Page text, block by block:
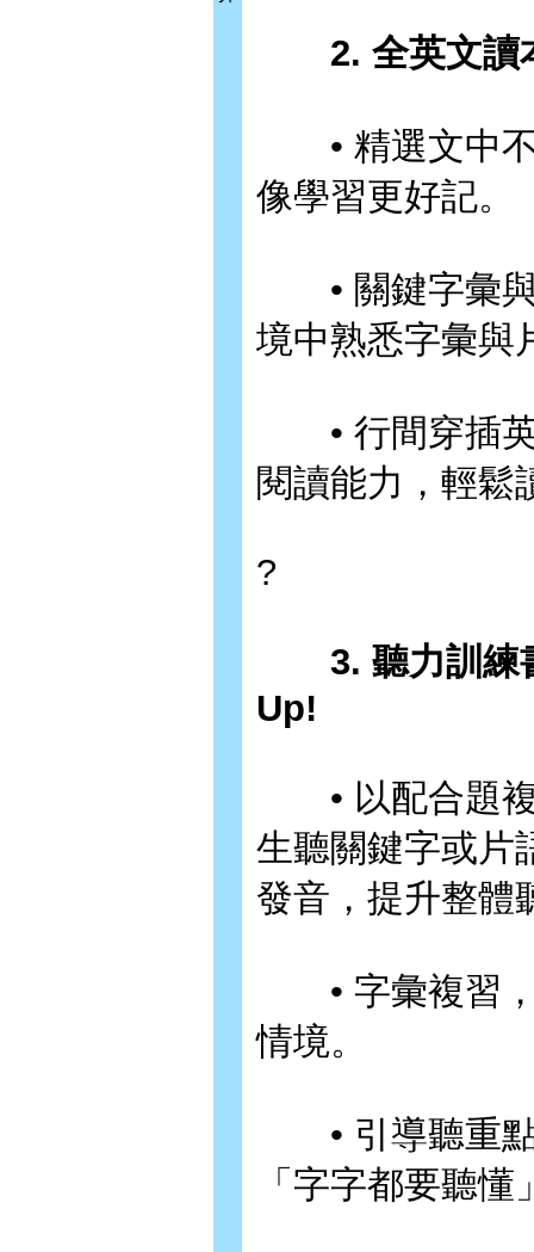
2. 全英文讀
• 精選文中不
像學習更好記。
• 關鍵字彙與
境中熟悉字彙與
• 行間穿插英
閱讀能力，輕鬆
?
3. 聽力訓練
Up!
• 以配合題複
生聽關鍵字或片
發音，提升整體
• 字彙複習，
情境。
• 引導聽重點
「字字都要聽